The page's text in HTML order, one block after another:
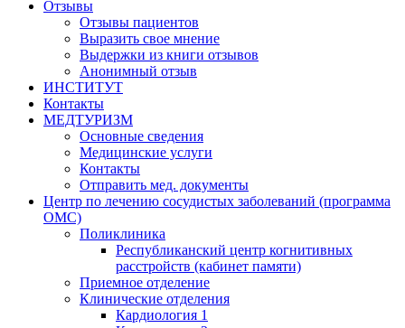
Отзывы
Отзывы пациентов
Выразить свое мнение
Выдержки из книги отзывов
Анонимный отзыв
ИНСТИТУТ
Контакты
МЕДТУРИЗМ
Основные сведения
Медицинские услуги
Контакты
Отправить мед. документы
Центр по лечению сосудистых заболеваний (программа
ОМС)
Поликлиника
Республиканский центр когнитивных
расстройств (кабинет памяти)
Приемное отделение
Клинические отделения
Кардиология 1